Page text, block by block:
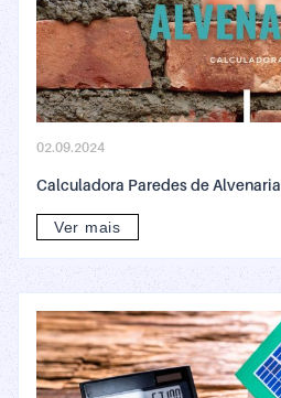
02.09.2024
Calculadora Paredes de Alvenaria
Ver mais